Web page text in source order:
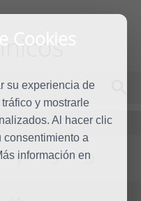
Cookies
su experiencia de
y mostrarle
Al hacer clic
consentimiento a
información en
V S D